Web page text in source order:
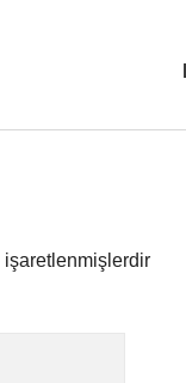
işaretlenmişlerdir